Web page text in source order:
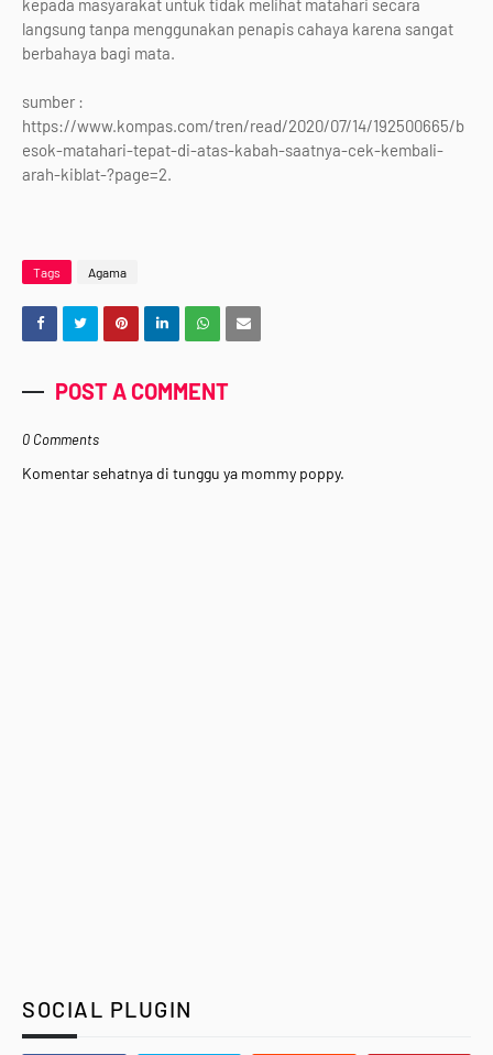
kepada masyarakat untuk tidak melihat matahari secara
langsung tanpa menggunakan penapis cahaya karena sangat
berbahaya bagi mata.
sumber :
https://www.kompas.com/tren/read/2020/07/14/192500665/b
esok-matahari-tepat-di-atas-kabah-saatnya-cek-kembali-
arah-kiblat-?page=2.
Tags Agama
POST A COMMENT
0 Comments
Komentar sehatnya di tunggu ya mommy poppy.
SOCIAL PLUGIN